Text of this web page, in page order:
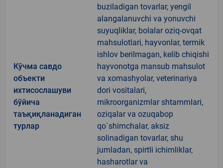
Кўчма савдо
объекти
ихтисослашуви
бўйича
таъқиқланадиган
турлар
buziladigan tovarlar, yengil
alangalanuvchi va yonuvchi
suyuqliklar, bolalar oziq-ovqat
mahsulotlari, hayvonlar, termik
ishlov berilmagan, kelib chiqishi
hayvonotga mansub mahsulot
va xomashyolar, veterinariya
dori vositalari,
mikroorganizmlar shtammlari,
oziqalar va ozuqabop
qo`shimchalar, aksiz
solinadigan tovarlar, shu
jumladan, spirtli ichimliklar,
hasharotlar va